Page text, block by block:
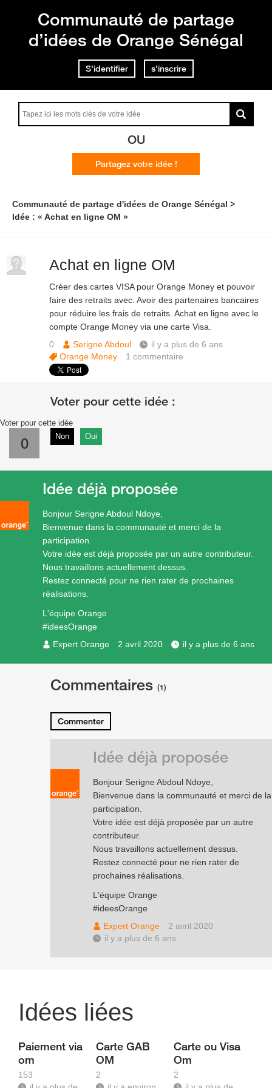
Communauté de partage
d’idées de Orange Sénégal
S'identifier s'inscrire
OU
Partagez votre idée !
Communauté de partage d'idées de Orange Sénégal
Idée : « Achat en ligne OM »
Achat en ligne OM
Créer des cartes VISA pour Orange Money et pouvoir
faire des retraits avec. Avoir des partenaires bancaires
pour réduire les frais de retraits. Achat en ligne avec le
compte Orange Money via une carte Visa.
0
Serigne Abdoul
il y a plus de 6 ans
Orange Money
1commentaire
Voter pour cette idée
0 Non Oui
Bonjour Serigne Abdoul Ndoye,
Bienvenue dans la communauté et merci de la
participation.
Votre idée est déjà proposée par un autre contributeur.
Nous travaillons actuellement dessus.
Restez connecté pour ne rien rater de prochaines
réalisations.
L'équipe Orange
#ideesOrange
Expert Orange
2 avril 2020 il y a plus de 6 ans
Idée déjà proposée
Commentaires (1)
Commenter
Bonjour Serigne Abdoul Ndoye,
Bienvenue dans la communauté et merci de la
participation.
Votre idée est déjà proposée par un autre
contributeur.
Nous travaillons actuellement dessus.
Restez connecté pour ne rien rater de
prochaines réalisations.
L'équipe Orange
#ideesOrange
Expert Orange
2 avril 2020
il y a plus de 6 ans
Idée déjà proposée
Idées liées
Paiement via
om
153
Carte GAB
OM
2
Carte ou Visa
Om
2